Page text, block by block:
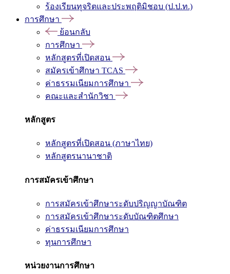
ร้องเรียนทุจริตและประพฤติมิชอบ (ป.ป.ท.)
การศึกษา
ย้อนกลับ
การศึกษา
หลักสูตรที่เปิดสอน
สมัครเข้าศึกษา TCAS
ค่าธรรมเนียมการศึกษา
คณะและสำนักวิชา
หลักสูตร
หลักสูตรที่เปิดสอน (ภาษาไทย)
หลักสูตรนานาชาติ
การสมัครเข้าศึกษา
การสมัครเข้าศึกษาระดับปริญญาบัณฑิต
การสมัครเข้าศึกษาระดับบัณฑิตศึกษา
ค่าธรรมเนียมการศึกษา
ทุนการศึกษา
หน่วยงานการศึกษา